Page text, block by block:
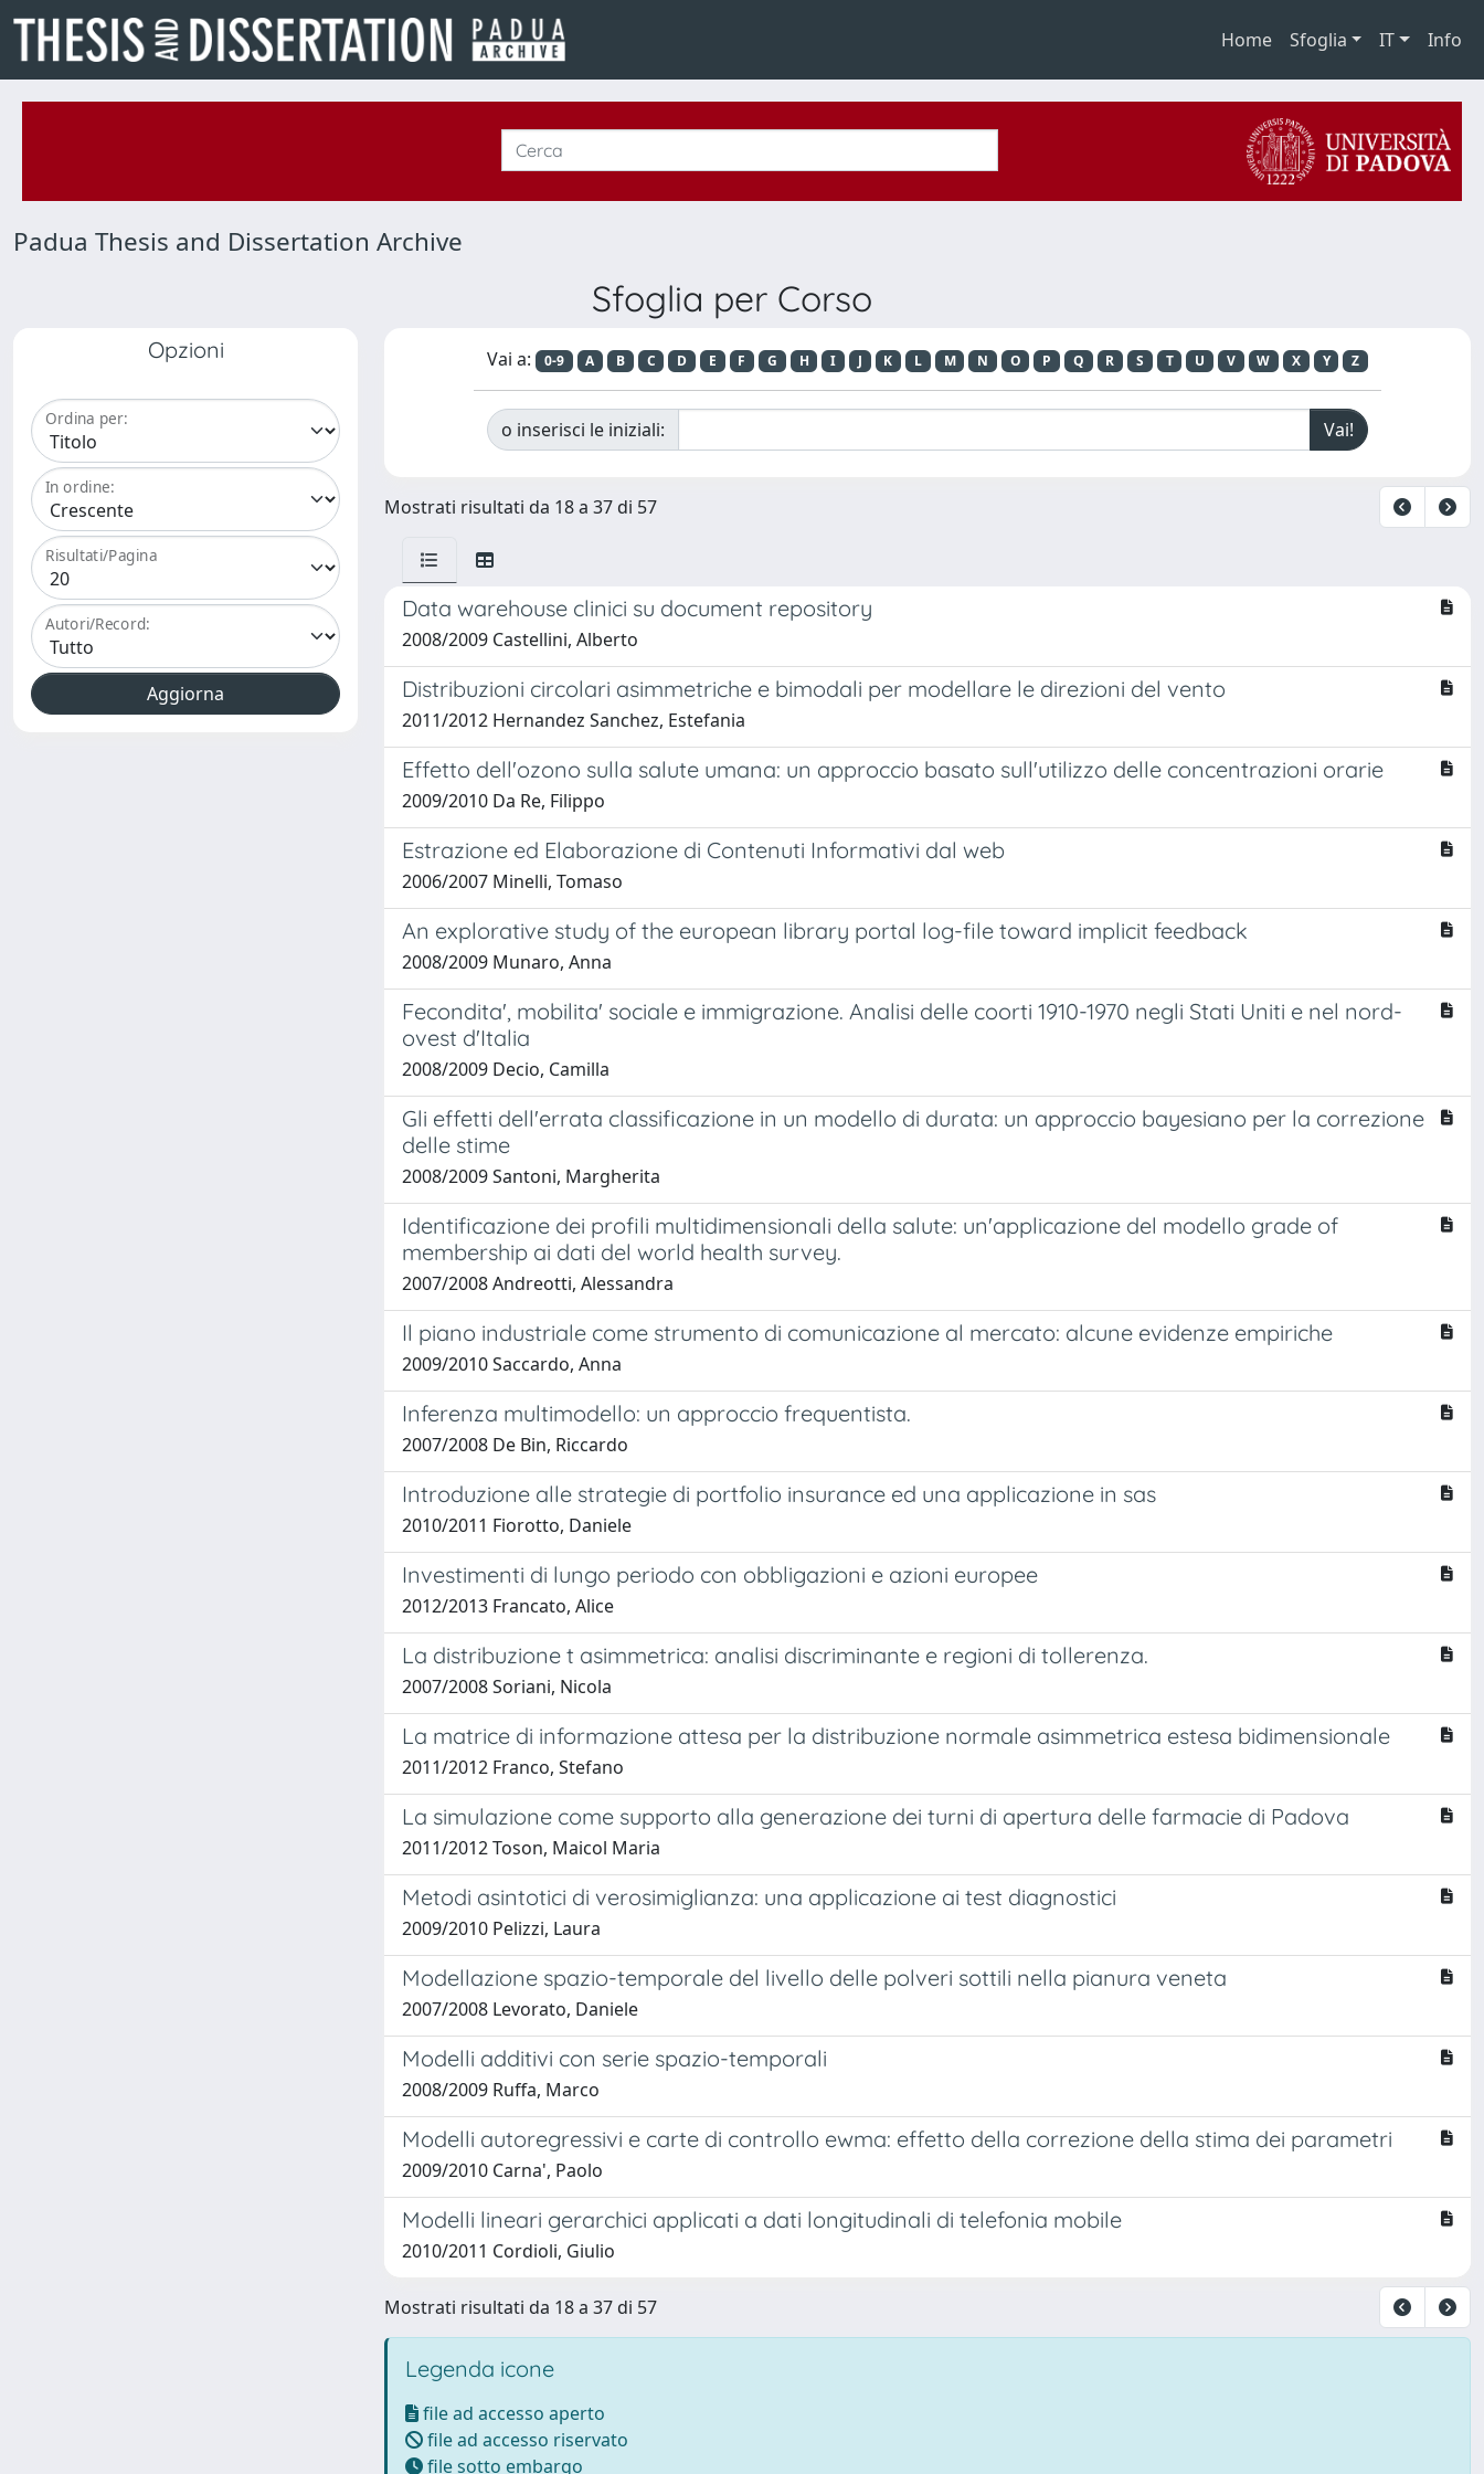
Home Sfoglia IT Info
Padua Thesis and Dissertation Archive
Sfoglia per Corso
Opzioni
Ordina per:
In ordine:
Risultati/Pagina
Autori/Record:
Vai a: 0-9 A B C D E F G H I J K L M N O P Q R S T U V W X Y Z
o inserisci le iniziali:
Mostrati risultati da 18 a 37 di 57
Data warehouse clinici su document repository
2008/2009 Castellini, Alberto
Distribuzioni circolari asimmetriche e bimodali per modellare le direzioni del vento
2011/2012 Hernandez Sanchez, Estefania
Effetto dell'ozono sulla salute umana: un approccio basato sull'utilizzo delle concentrazioni orarie
2009/2010 Da Re, Filippo
Estrazione ed Elaborazione di Contenuti Informativi dal web
2006/2007 Minelli, Tomaso
An explorative study of the european library portal log-file toward implicit feedback
2008/2009 Munaro, Anna
Fecondita', mobilita' sociale e immigrazione. Analisi delle coorti 1910-1970 negli Stati Uniti e nel nord-
ovest d'Italia
2008/2009 Decio, Camilla
Gli effetti dell'errata classificazione in un modello di durata: un approccio bayesiano per la correzione
delle stime
2008/2009 Santoni, Margherita
Identificazione dei profili multidimensionali della salute: un'applicazione del modello grade of
membership ai dati del world health survey.
2007/2008 Andreotti, Alessandra
Il piano industriale come strumento di comunicazione al mercato: alcune evidenze empiriche
2009/2010 Saccardo, Anna
Inferenza multimodello: un approccio frequentista.
2007/2008 De Bin, Riccardo
Introduzione alle strategie di portfolio insurance ed una applicazione in sas
2010/2011 Fiorotto, Daniele
Investimenti di lungo periodo con obbligazioni e azioni europee
2012/2013 Francato, Alice
La distribuzione t asimmetrica: analisi discriminante e regioni di tollerenza.
2007/2008 Soriani, Nicola
La matrice di informazione attesa per la distribuzione normale asimmetrica estesa bidimensionale
2011/2012 Franco, Stefano
La simulazione come supporto alla generazione dei turni di apertura delle farmacie di Padova
2011/2012 Toson, Maicol Maria
Metodi asintotici di verosimiglianza: una applicazione ai test diagnostici
2009/2010 Pelizzi, Laura
Modellazione spazio-temporale del livello delle polveri sottili nella pianura veneta
2007/2008 Levorato, Daniele
Modelli additivi con serie spazio-temporali
2008/2009 Ruffa, Marco
Modelli autoregressivi e carte di controllo ewma: effetto della correzione della stima dei parametri
2009/2010 Carna', Paolo
Modelli lineari gerarchici applicati a dati longitudinali di telefonia mobile
2010/2011 Cordioli, Giulio
Mostrati risultati da 18 a 37 di 57
Legenda icone
file ad accesso aperto
file ad accesso riservato
file sotto embargo